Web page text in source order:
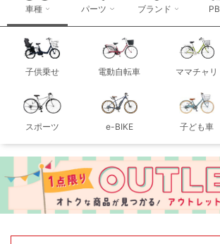
車種
子供乗せ 電動自転車 ママチャリ
スポーツ e-BIKE 子ども車
パーツ ブランド PB